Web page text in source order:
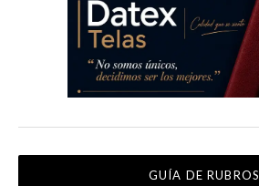
GUÍA DE RUBROS